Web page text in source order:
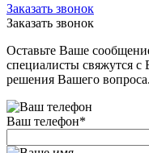
Заказать звонок
Заказать звонок
Оставьте Ваше
специалисты свяжутся
решения Вашего вопроса.
Ваш телефон*